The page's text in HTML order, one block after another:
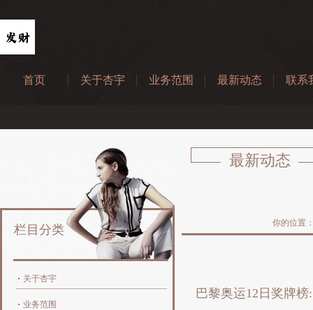
首页 关于杏宇 业务范围 最新动态 联系
栏目分类
关于杏宇
业务范围
最新动态
你的位置
巴黎奥运12日奖牌